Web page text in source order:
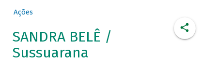
Ações
SANDRA BELÊ /
Sussuarana